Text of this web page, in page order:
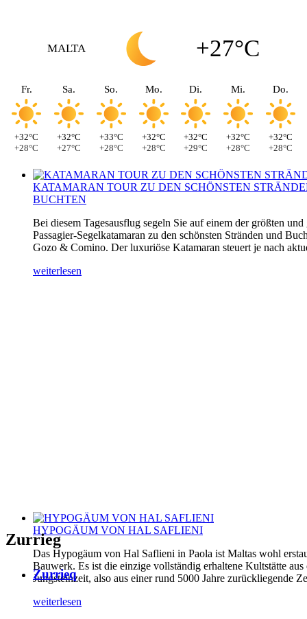
MALTA +27°C
Fr.
+32°C
+28°C
Sa.
+32°C
+27°C
So.
+33°C
+28°C
Mo.
+32°C
+28°C
Di.
+32°C
+29°C
Mi.
+32°C
+28°C
Do.
+32°C
+28°C
KATAMARAN TOUR ZU DEN SCHÖNSTEN
BUCHTEN
Bei diesem Tagesausflug segeln Sie auf einem der größten und
Passagier-Segelkatamaran zu den schönsten Stränden und
Gozo & Comino. Der luxuriöse Katamaran steuert je nach
weiterlesen
HYPOGÄUM VON HAL SAFLIENI
Das Hypogäum von Hal Saflieni in Paola ist Maltas wohl
Bauwerk. Es ist die einzige vollständig erhaltene Kultstätte aus
Jungsteinzeit, also aus einer rund 5000 Jahre zurückliegende
weiterlesen
Zurrieg
Zurrieq